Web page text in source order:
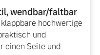
wendbar/faltbar
hochwertige
und
einen Seite und